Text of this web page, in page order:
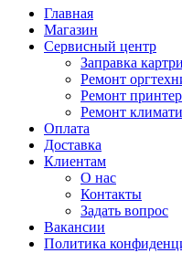
Главная
Магазин
Сервисный центр
Заправка
Ремонт
Ремонт
Ремонт
Оплата
Доставка
Клиентам
О нас
Контакты
Задать вопрос
Вакансии
Политика